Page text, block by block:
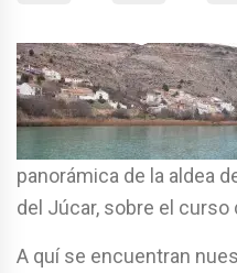
panorámica de la aldea
del Júcar, sobre el curso
A quí se encuentran